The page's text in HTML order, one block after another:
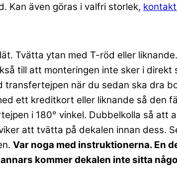
Kan även göras i valfri storlek,
Tvätta ytan med T-röd eller
till att monteringen inte sker i
när du sedan ska dra
ett kreditkort eller liknande så den
i 180° vinkel. Dubbelkolla så att
att tvätta på dekalen innan dess.
Var noga med instruktionerna. En
kommer dekalen inte sitta